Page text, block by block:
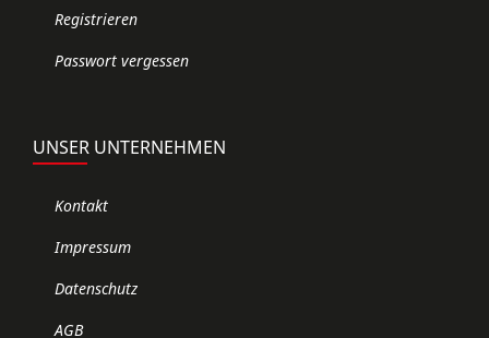
Registrieren
Passwort vergessen
UNSER UNTERNEHMEN
Kontakt
Impressum
Datenschutz
AGB